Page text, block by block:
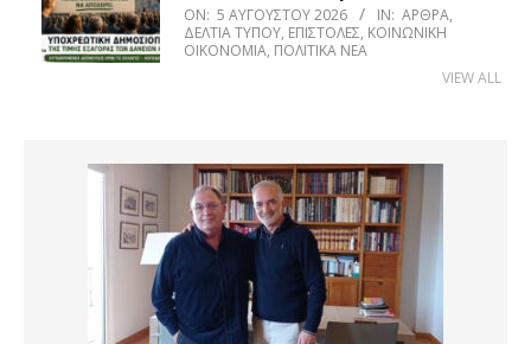
ON: 5 ΑΥΓΟΎΣΤΟΥ 2026 IN: ΆΡΘΡΑ,
ΔΕΛΤΊΑ ΤΎΠΟΥ, ΕΠΙΣΤΟΛΈΣ, ΚΟΙΝΩΝΙΚΉ
ΟΙΚΟΝΟΜΊΑ, ΠΟΛΙΤΙΚΆ ΝΈΑ
VIEW ALL